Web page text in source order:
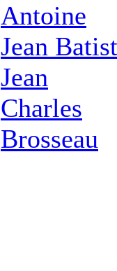
Antoine
Jean Batist
Jean
Charles
Brosseau